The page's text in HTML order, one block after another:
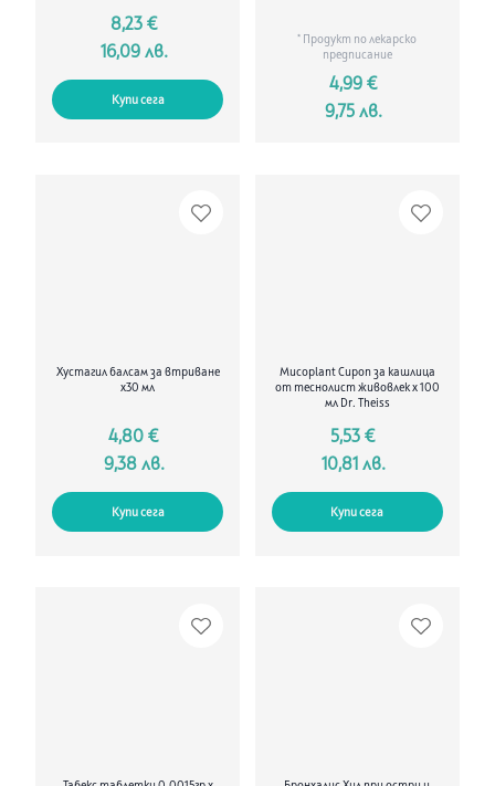
8,23 €
16,09 лв.
Купи сега
* Продукт по лекарско
предписание
4,99 €
9,75 лв.
Хустагил балсам за втриване
х30 мл
4,80 €
9,38 лв.
Купи сега
Mucoplant Сироп за кашлица
от теснолист живовлек х 100
мл Dr. Theiss
5,53 €
10,81 лв.
Купи сега